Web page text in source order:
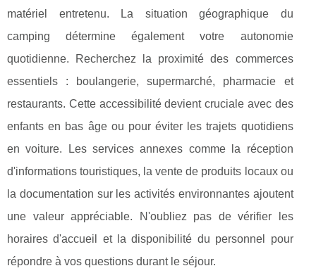
matériel entretenu. La situation géographique du
camping détermine également votre autonomie
quotidienne. Recherchez la proximité des commerces
essentiels : boulangerie, supermarché, pharmacie et
restaurants. Cette accessibilité devient cruciale avec des
enfants en bas âge ou pour éviter les trajets quotidiens
en voiture. Les services annexes comme la réception
d'informations touristiques, la vente de produits locaux ou
la documentation sur les activités environnantes ajoutent
une valeur appréciable. N'oubliez pas de vérifier les
horaires d'accueil et la disponibilité du personnel pour
répondre à vos questions durant le séjour.